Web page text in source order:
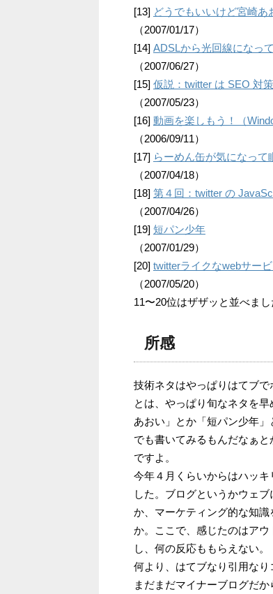
[13] どうでもいいけど宮崎あ
（2007/01/17）
[14] ADSLから光回線になっ
（2007/06/27）
[15] 仮説：twitter は SEO 対
（2007/05/23）
[16] 動画を楽しもう！（
（2006/09/11）
[17] らーめん缶が気になって
（2007/04/18）
[18] 第４回：twitter の
（2007/04/26）
[19] 短パン少年
（2007/01/29）
[20] twitterライクなwebサー
（2007/05/20）
11〜20位はザザッと並べま
所感
技術ネタはやっぱりはてブ
とは、やっぱり旬なネタを
あおい」とか「短パン少年
でも書いてみるもんだなぁ
ですよ。
今年４月くらいからはハッ
した。ブログというかウェ
か、マーケティング的な知
か。ここで、感じたのはア
し、何の反応ももらえない。
何より、はてブなり引用なり
まだまだマイナーブログだ